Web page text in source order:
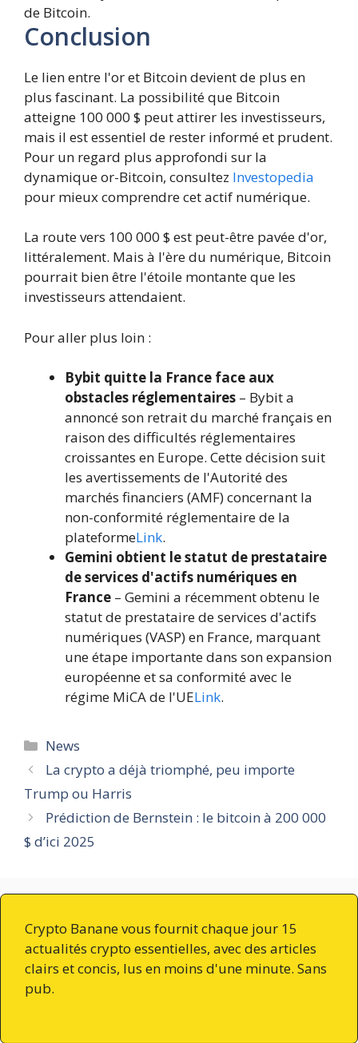
de Bitcoin.
Conclusion
Le lien entre l'or et Bitcoin devient de plus en
plus fascinant. La possibilité que Bitcoin
atteigne 100 000 $ peut attirer les investisseurs,
mais il est essentiel de rester informé et prudent.
Pour un regard plus approfondi sur la
dynamique or-Bitcoin, consultez Investopedia
pour mieux comprendre cet actif numérique.
La route vers 100 000 $ est peut-être pavée d'or,
littéralement. Mais à l'ère du numérique, Bitcoin
pourrait bien être l'étoile montante que les
investisseurs attendaient.
Pour aller plus loin :
Bybit quitte la France face aux
obstacles réglementaires – Bybit a
annoncé son retrait du marché français en
raison des difficultés réglementaires
croissantes en Europe. Cette décision suit
les avertissements de l'Autorité des
marchés financiers (AMF) concernant la
non-conformité réglementaire de la
plateformeLink.
Gemini obtient le statut de prestataire
de services d'actifs numériques en
France – Gemini a récemment obtenu le
statut de prestataire de services d'actifs
numériques (VASP) en France, marquant
une étape importante dans son expansion
européenne et sa conformité avec le
régime MiCA de l'UELink.
Catégories
News
La crypto a déjà triomphé, peu importe
Trump ou Harris
Prédiction de Bernstein : le bitcoin à 200 000
$ d’ici 2025
Crypto Banane vous fournit chaque jour 15
actualités crypto essentielles, avec des articles
clairs et concis, lus en moins d'une minute. Sans
pub.